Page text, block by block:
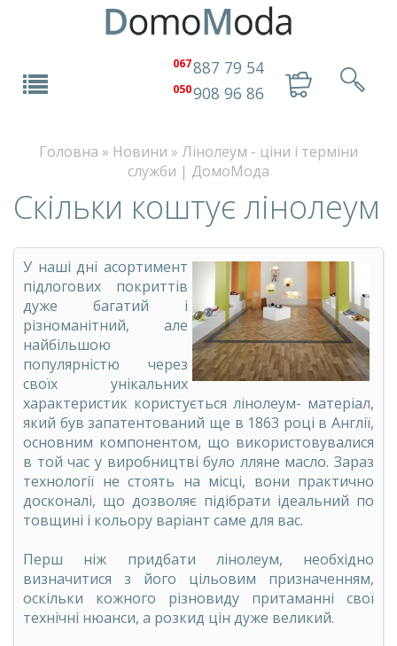
067887 79 54
050908 96 86
Головна » Новини » Лінолеум - ціни і терміни
служби | ДомоМода
Скільки коштує лінолеум
У наші дні асортимент
підлогових покриттів
дуже багатий і
різноманітний, але
найбільшою
популярністю через
своїх унікальних
характеристик користується лінолеум- матеріал,
який був запатентований ще в 1863 році в Англії,
основним компонентом, що використовувалися
в той час у виробництві було лляне масло. Зараз
технології не стоять на місці, вони практично
досконалі, що дозволяє підібрати ідеальний по
товщині і кольору варіант саме для вас.
Перш ніж придбати лінолеум, необхідно
визначитися з його цільовим призначенням,
оскільки кожного різновиду притаманні свої
технічні нюанси, а розкид цін дуже великий.